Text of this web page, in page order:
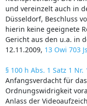
und vereinzelt auch in
Düsseldorf, Beschluss
hierin keine geeignete
Gericht aus den u.a. in
12.11.2009, 13 Owi 703
§ 100 h Abs. 1 Satz 1 Nr.
Anfangsverdacht für
Ordnungswidrigkeit
Anlass der